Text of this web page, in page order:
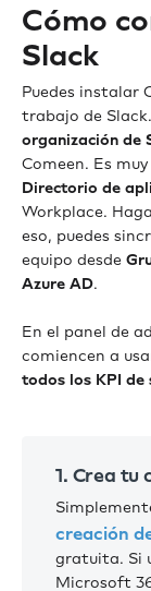
Cómo
Slack
Puedes instalar
trabajo de
organización de
Comeen. Es
Directorio de
Workplace.
eso, puedes
equipo desde
Azure AD.
En el panel de
comiencen a
todos los KPI de
1. Crea tu
creación
gratuita. Si
Microsoft